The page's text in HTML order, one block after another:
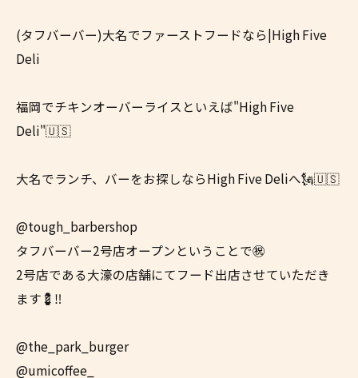
(タフバーバー)大名でファーストフードなら|High Five
Deli
福岡でチキンオーバーライスといえば"High Five
Deli"🇺🇸
大名でランチ、バーをお探しならHigh Five Deliへ🗽🇺🇸
@tough_barbershop
タフバーバー2号店オープンということで㊗️
2号店である大濠の店舗にてフード出店させていただき
ます💈‼️
@the_park_burger
@umicoffee_